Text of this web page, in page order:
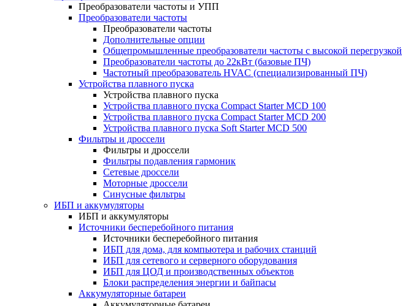
Преобразователи частоты и УПП
Преобразователи частоты
Преобразователи частоты
Дополнительные опции
Общепромышленные преобразователи частоты с высокой перегрузкой
Преобразователи частоты до 22кВт (базовые ПЧ)
Частотный преобразователь HVAC (специализированный ПЧ)
Устройства плавного пуска
Устройства плавного пуска
Устройства плавного пуска Compact Starter MCD 100
Устройства плавного пуска Compact Starter MCD 200
Устройства плавного пуска Soft Starter MCD 500
Фильтры и дроссели
Фильтры и дроссели
Фильтры подавления гармоник
Сетевые дроссели
Моторные дроссели
Синусные фильтры
ИБП и аккумуляторы
ИБП и аккумуляторы
Источники бесперебойного питания
Источники бесперебойного питания
ИБП для дома, для компьютера и рабочих станций
ИБП для сетевого и серверного оборудования
ИБП для ЦОД и производственных объектов
Блоки распределения энергии и байпасы
Аккумуляторные батареи